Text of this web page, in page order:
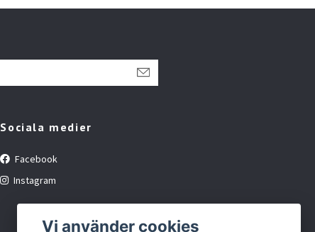
Sociala medier
Facebook
Instagram
Vi använder cookies